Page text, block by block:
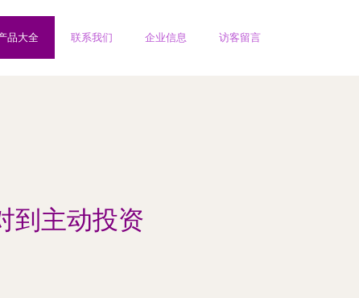
品大全 联系我们 企业信息 访客留言
到主动投资